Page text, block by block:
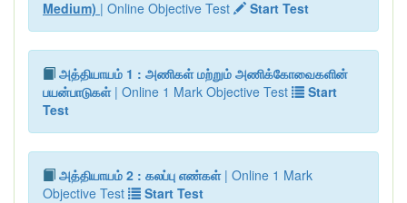
Medium) | Online Objective Test Start Test
அத்தியாயம் 1 : அணிகள் மற்றும் அணிக்கோவைகளின்
பயன்பாடுகள்| Online 1 Mark Objective Test
Start
Test
அத்தியாயம் 2 : கலப்பு எண்கள்| Online 1 Mark
Objective Test
Start Test